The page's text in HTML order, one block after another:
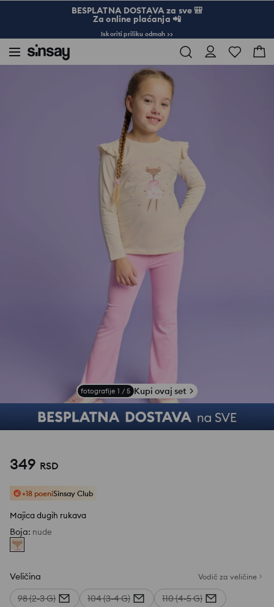
BESPLATNA DOSTAVA za sve 🎒
Za online plaćanja 📲
Iskoriti priliku odmah >>
Majica dugih rukava
fotografije 1 / 5 Kupi ovaj set
349 RSD
+18 poeniSinsay Club
Majica dugih rukava
Boja: nude
Veličina Vodič za veličine
98 (2-3 G) 104 (3-4 G)
110 (4-5 G)